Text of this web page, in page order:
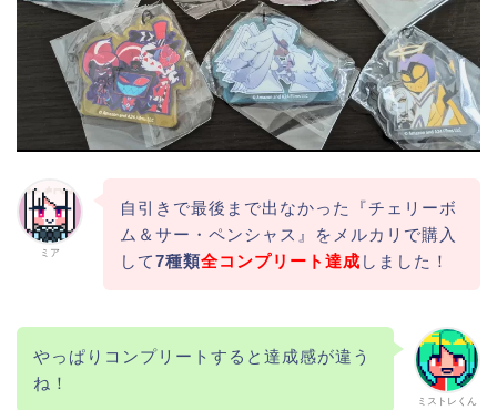
ミア
自引きで最後まで出なかった『チェリーボ
ム＆サー・ペンシャス』をメルカリで購入
して7種類全コンプリート達成 しました！
ミストレくん
やっぱりコンプリートすると達成感が違う
ね！